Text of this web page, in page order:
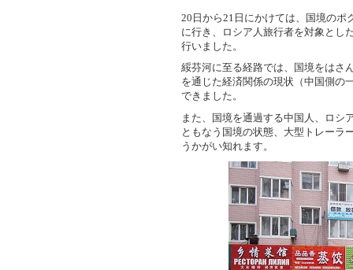
20日から21日にかけては、国境のポ
に行き、ロシア人旅行者を対象とし
行いました。
綏芬河に至る経路では、国境をはさ
を通じた経済関係の現状（中国側の
できました。
また、国境を通過する中国人、ロシ
ともなう国境の状態、大型トレーラ
うかがい知れます。